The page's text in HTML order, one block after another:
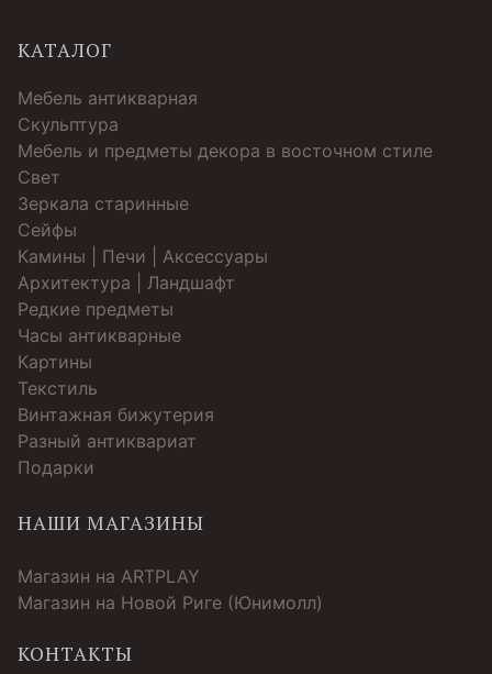
КАТАЛОГ
Мебель антикварная
Скульптура
Мебель и предметы декора в восточном стиле
Свет
Зеркала старинные
Cейфы
Камины | Печи | Аксессуары
Архитектура | Ландшафт
Редкие предметы
Часы антикварные
Картины
Текстиль
Винтажная бижутерия
Разный антиквариат
Подарки
НАШИ МАГАЗИНЫ
Магазин на ARTPLAY
Магазин на Новой Риге (Юнимолл)
КОНТАКТЫ